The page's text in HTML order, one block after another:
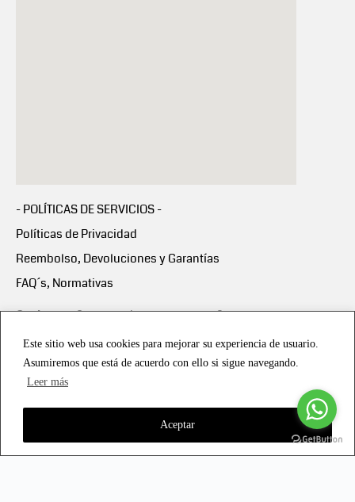
Este sitio web usa cookies para mejorar su experiencia de usuario.
Asumiremos que está de acuerdo con ello si sigue navegando.
Leer más
Aceptar
- POLÍTICAS DE SERVICIOS -
Políticas de Privacidad
Reembolso, Devoluciones y Garantías
FAQ´s, Normativas
Scalapay:Compra ahora y paga en 3 cuotas
Scalapay Política Privacidad
Copyright © 2021 all rights reserved - Vialmotor